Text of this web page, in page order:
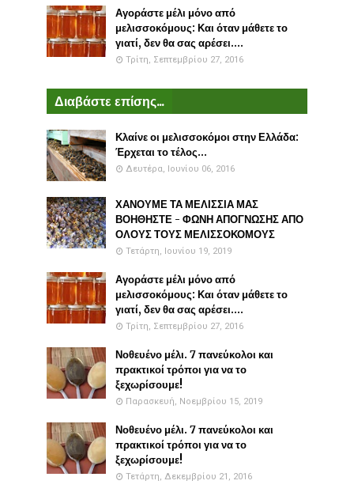
Αγοράστε μέλι μόνο από
μελισσοκόμους: Και όταν μάθετε το
γιατί, δεν θα σας αρέσει....
Τρίτη, Σεπτεμβρίου 27, 2016
Διαβάστε επίσης...
Κλαίνε οι μελισσοκόμοι στην Ελλάδα:
Έρχεται το τέλος...
Δευτέρα, Ιουνίου 06, 2016
ΧΑΝΟΥΜΕ ΤΑ ΜΕΛΙΣΣΙΑ ΜΑΣ
ΒΟΗΘΗΣΤΕ - ΦΩΝΗ ΑΠΟΓΝΩΣΗΣ ΑΠΟ
ΟΛΟΥΣ ΤΟΥΣ ΜΕΛΙΣΣΟΚΟΜΟΥΣ
Τετάρτη, Ιουνίου 19, 2019
Αγοράστε μέλι μόνο από
μελισσοκόμους: Και όταν μάθετε το
γιατί, δεν θα σας αρέσει....
Τρίτη, Σεπτεμβρίου 27, 2016
Νοθευένο μέλι. 7 πανεύκολοι και
πρακτικοί τρόποι για να το
ξεχωρίσουμε!
Παρασκευή, Νοεμβρίου 15, 2019
Νοθευένο μέλι. 7 πανεύκολοι και
πρακτικοί τρόποι για να το
ξεχωρίσουμε!
Τετάρτη, Δεκεμβρίου 21, 2016